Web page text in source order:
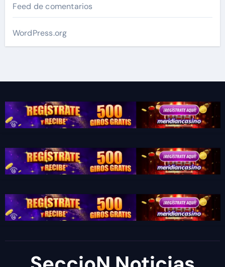
Feed de comentarios
WordPress.org